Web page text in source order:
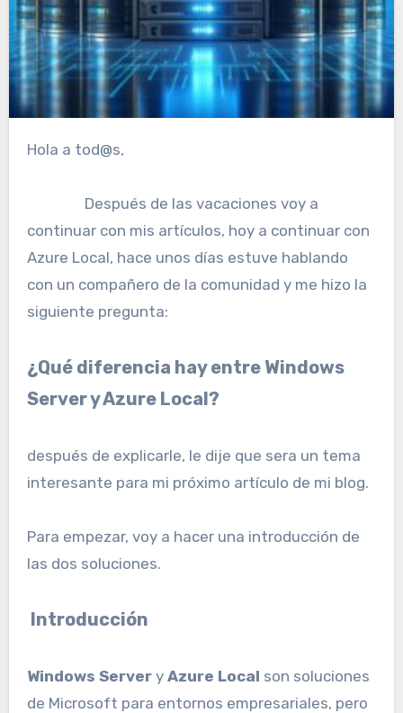
Hola a tod@s,
Después de las vacaciones voy a
continuar con mis artículos, hoy a continuar con
Azure Local, hace unos días estuve hablando
con un compañero de la comunidad y me hizo la
siguiente pregunta:
¿Qué diferencia hay entre Windows
Server y Azure Local?
después de explicarle, le dije que sera un tema
interesante para mi próximo artículo de mi blog.
Para empezar, voy a hacer una introducción de
las dos soluciones.
Introducción
Windows Servery Azure Local son soluciones
de Microsoft para entornos empresariales, pero